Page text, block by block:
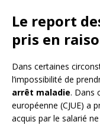
Le report
pris en
Dans certaines
l’impossibilité de
arrêt maladie. Dans
européenne (CJUE) a
acquis par le salarié